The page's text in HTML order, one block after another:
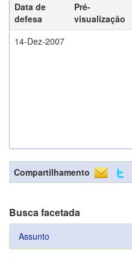
Data de
defesa
Pré-
visualização
14-Dez-2007
Compartilhamento
Busca facetada
Assunto